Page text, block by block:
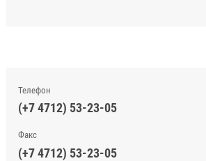
Телефон
(+7 4712) 53-23-05
Факс
(+7 4712) 53-23-05